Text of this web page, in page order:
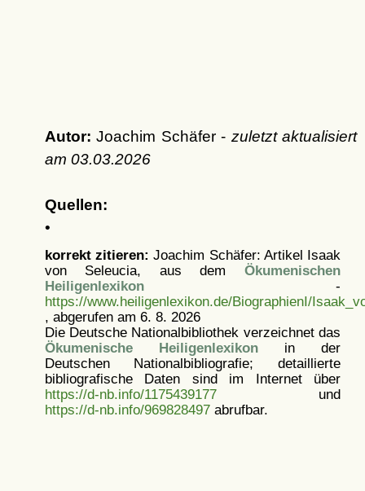
Autor: Joachim Schäfer - zuletzt aktualisiert
am 03.03.2026
Quellen:
•
korrekt zitieren: Joachim Schäfer: Artikel Isaak
von Seleucia, aus dem Ökumenischen
Heiligenlexikon-
https://www.heiligenlexikon.de/BiographienI/
, abgerufen am 6. 8. 2026
Die Deutsche Nationalbibliothek verzeichnet das
Ökumenische Heiligenlexikonin der
Deutschen Nationalbibliografie; detaillierte
bibliografische Daten sind im Internet über
https://d-nb.info/1175439177und
https://d-nb.info/969828497abrufbar.